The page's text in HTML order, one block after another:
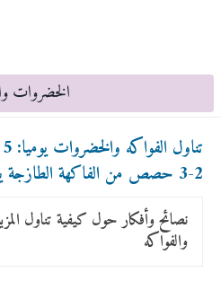
الخضروات
2-3 حصص من الفاكهة الطازجة يوميا
نصائح وأفكار حول كيفية تناول
والفواكه